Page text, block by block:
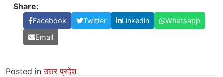
Share:
Facebook Twitter Linkedin
Whatsapp
Email
Posted inउत्तर प्रदेश